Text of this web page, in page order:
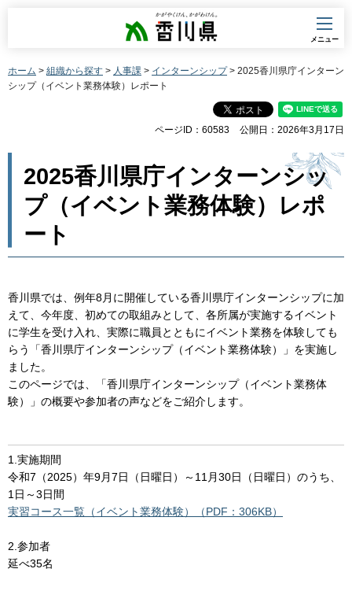
香川県
メニュー
ホーム > 組織から探す > 人事課 > インターンシップ> 2025香川県庁インターン
シップ（イベント業務体験）レポート
ページID：60583 公開日：2026年3月17日
2025香川県庁インターンシッ
プ（イベント業務体験）レポ
ート
香川県では、例年8月に開催している香川県庁インターンシップに加
えて、今年度、初めての取組みとして、各所属が実施するイベント
に学生を受け入れ、実際に職員とともにイベント業務を体験しても
らう「香川県庁インターンシップ（イベント業務体験）」を実施し
ました。
このページでは、「香川県庁インターンシップ（イベント業務体
験）」の概要や参加者の声などをご紹介します。
1.実施期間
令和7（2025）年9月7日（日曜日）～11月30日（日曜日）のうち、
1日～3日間
実習コース一覧（イベント業務体験）（PDF：306KB）
2.参加者
延べ35名